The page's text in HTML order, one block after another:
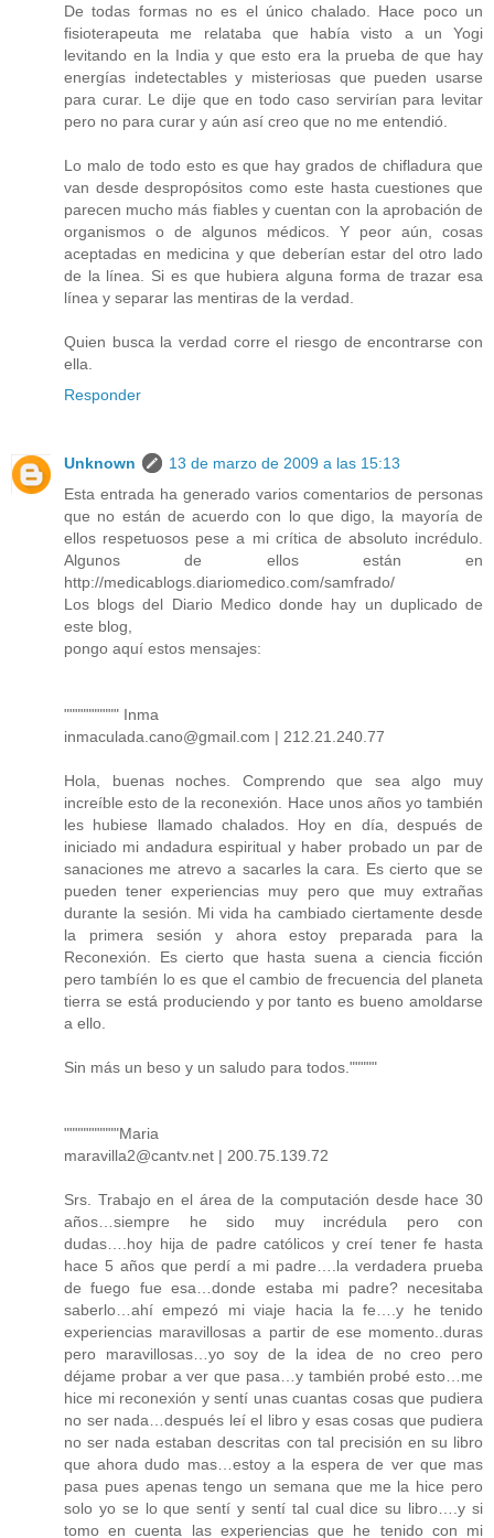
De todas formas no es el único chalado. Hace poco un
fisioterapeuta me relataba que había visto a un Yogi
levitando en la India y que esto era la prueba de que hay
energías indetectables y misteriosas que pueden usarse
para curar. Le dije que en todo caso servirían para levitar
pero no para curar y aún así creo que no me entendió.
Lo malo de todo esto es que hay grados de chifladura que
van desde despropósitos como este hasta cuestiones que
parecen mucho más fiables y cuentan con la aprobación de
organismos o de algunos médicos. Y peor aún, cosas
aceptadas en medicina y que deberían estar del otro lado
de la línea. Si es que hubiera alguna forma de trazar esa
línea y separar las mentiras de la verdad.
Quien busca la verdad corre el riesgo de encontrarse con
ella.
Responder
Unknown
13 de marzo de 2009 a las 15:13
Esta entrada ha generado varios comentarios de personas
que no están de acuerdo con lo que digo, la mayoría de
ellos respetuosos pese a mi crítica de absoluto incrédulo.
Algunos de ellos están en
http://medicablogs.diariomedico.com/samfrado/
Los blogs del Diario Medico donde hay un duplicado de
este blog,
pongo aquí estos mensajes:
"""""""""" Inma
inmaculada.cano@gmail.com | 212.21.240.77
Hola, buenas noches. Comprendo que sea algo muy
increíble esto de la reconexión. Hace unos años yo también
les hubiese llamado chalados. Hoy en día, después de
iniciado mi andadura espiritual y haber probado un par de
sanaciones me atrevo a sacarles la cara. Es cierto que se
pueden tener experiencias muy pero que muy extrañas
durante la sesión. Mi vida ha cambiado ciertamente desde
la primera sesión y ahora estoy preparada para la
Reconexión. Es cierto que hasta suena a ciencia ficción
pero tambíén lo es que el cambio de frecuencia del planeta
tierra se está produciendo y por tanto es bueno amoldarse
a ello.
Sin más un beso y un saludo para todos."""""
""""""""""Maria
maravilla2@cantv.net | 200.75.139.72
Srs. Trabajo en el área de la computación desde hace 30
años…siempre he sido muy incrédula pero con
dudas….hoy hija de padre católicos y creí tener fe hasta
hace 5 años que perdí a mi padre….la verdadera prueba
de fuego fue esa…donde estaba mi padre? necesitaba
saberlo…ahí empezó mi viaje hacia la fe….y he tenido
experiencias maravillosas a partir de ese momento..duras
pero maravillosas…yo soy de la idea de no creo pero
déjame probar a ver que pasa…y también probé esto…me
hice mi reconexión y sentí unas cuantas cosas que pudiera
no ser nada…después leí el libro y esas cosas que pudiera
no ser nada estaban descritas con tal precisión en su libro
que ahora dudo mas…estoy a la espera de ver que mas
pasa pues apenas tengo un semana que me la hice pero
solo yo se lo que sentí y sentí tal cual dice su libro….y si
tomo en cuenta las experiencias que he tenido con mi